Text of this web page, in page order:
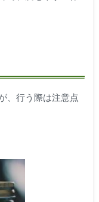
、行う際は注意点